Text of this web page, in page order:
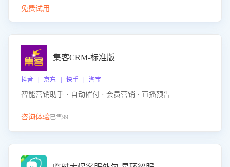
免费试用
集客CRM-标准版
抖音 | 京东 | 快手 | 淘宝
智能营销助手 · 自动催付 · 会员营销 · 直播预告
咨询体验已售99+